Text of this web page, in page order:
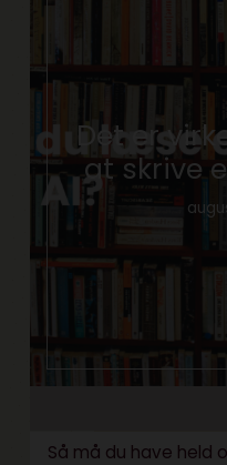
Det er
at skrive
Så må du have held